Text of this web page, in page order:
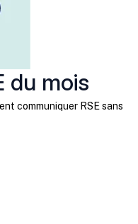
du mois
communiquer RSE sans